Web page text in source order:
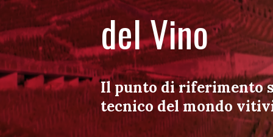
del Vino
Il punto di riferimento
tecnico del mondo